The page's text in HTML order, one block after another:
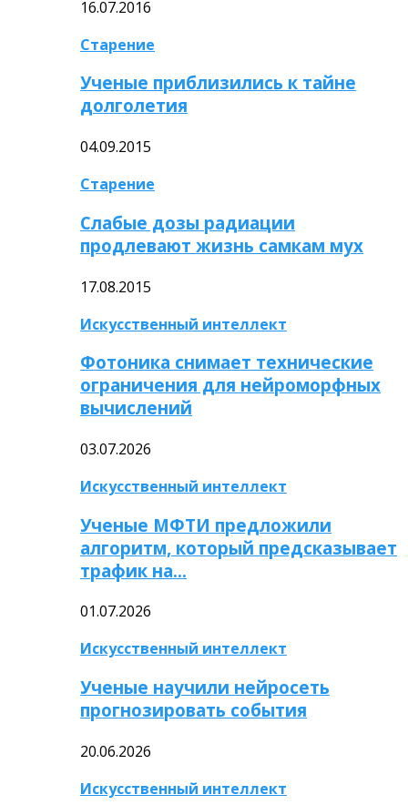
16.07.2016
Старение
Ученые приблизились к тайне
долголетия
04.09.2015
Старение
Слабые дозы радиации
продлевают жизнь самкам мух
17.08.2015
Искусственный интеллект
Фотоника снимает технические
ограничения для нейроморфных
вычислений
03.07.2026
Искусственный интеллект
Ученые МФТИ предложили
алгоритм, который предсказывает
трафик на…
01.07.2026
Искусственный интеллект
Ученые научили нейросеть
прогнозировать события
20.06.2026
Искусственный интеллект